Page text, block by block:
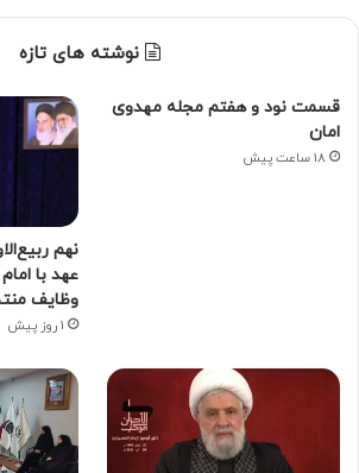
نوشته های تازه
قسمت نود و هفتم مجله مهدوی
امان
18 ساعت پیش
نهم
عهد با
وظایف
1 روز پیش